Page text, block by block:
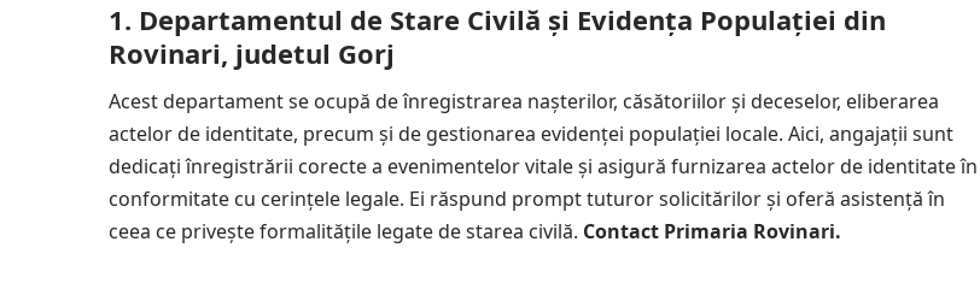
1. Departamentul de Stare Civilă și Evidența Populației din
Rovinari, judetul Gorj
Acest departament se ocupă de înregistrarea nașterilor, căsătoriilor și deceselor, eliberarea
actelor de identitate, precum și de gestionarea evidenței populației locale. Aici, angajații sunt
dedicați înregistrării corecte a evenimentelor vitale și asigură furnizarea actelor de identitate în
conformitate cu cerințele legale. Ei răspund prompt tuturor solicitărilor și oferă asistență în
ceea ce privește formalitățile legate de starea civilă. Contact Primaria Rovinari.